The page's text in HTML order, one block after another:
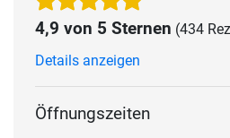
4,9 von 5 Sternen (434
Details anzeigen
Öffnungszeiten